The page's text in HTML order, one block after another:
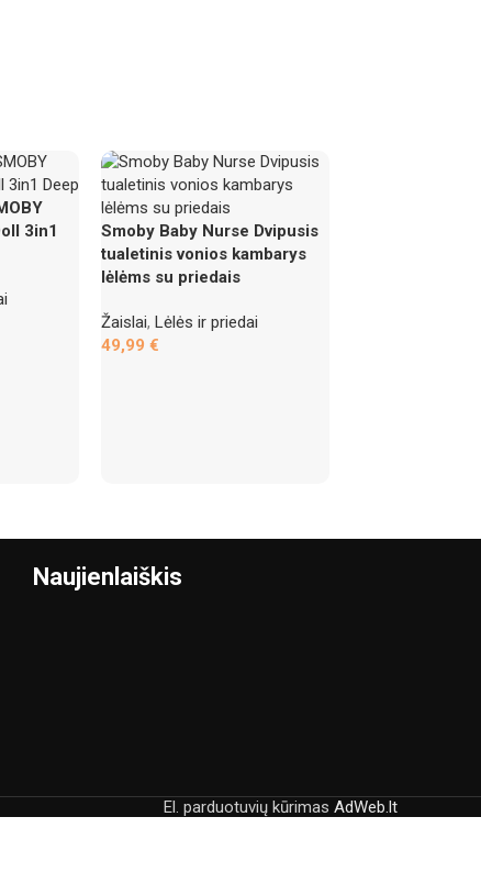
3in1
Smoby Baby Nurse Dvipusis
tualetinis vonios kambarys
lėlėms su priedais
Žaislai, Lėlės ir priedai
49,99 €
Naujienlaiškis
El. parduotuvių kūrimas AdWeb.lt